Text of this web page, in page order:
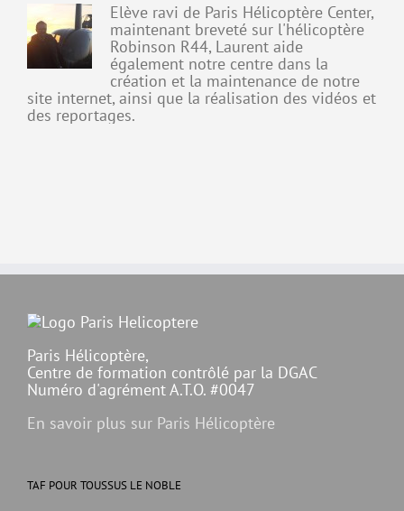
Elève ravi de Paris Hélicoptère Center,
maintenant breveté sur l'hélicoptère
Robinson R44, Laurent aide
également notre centre dans la
création et la maintenance de notre
site internet, ainsi que la réalisation des vidéos et
des reportages.
Paris Hélicoptère,
Centre de formation contrôlé par la DGAC
Numéro d'agrément A.T.O. #0047
En savoir plus sur Paris Hélicoptère
TAF POUR TOUSSUS LE NOBLE